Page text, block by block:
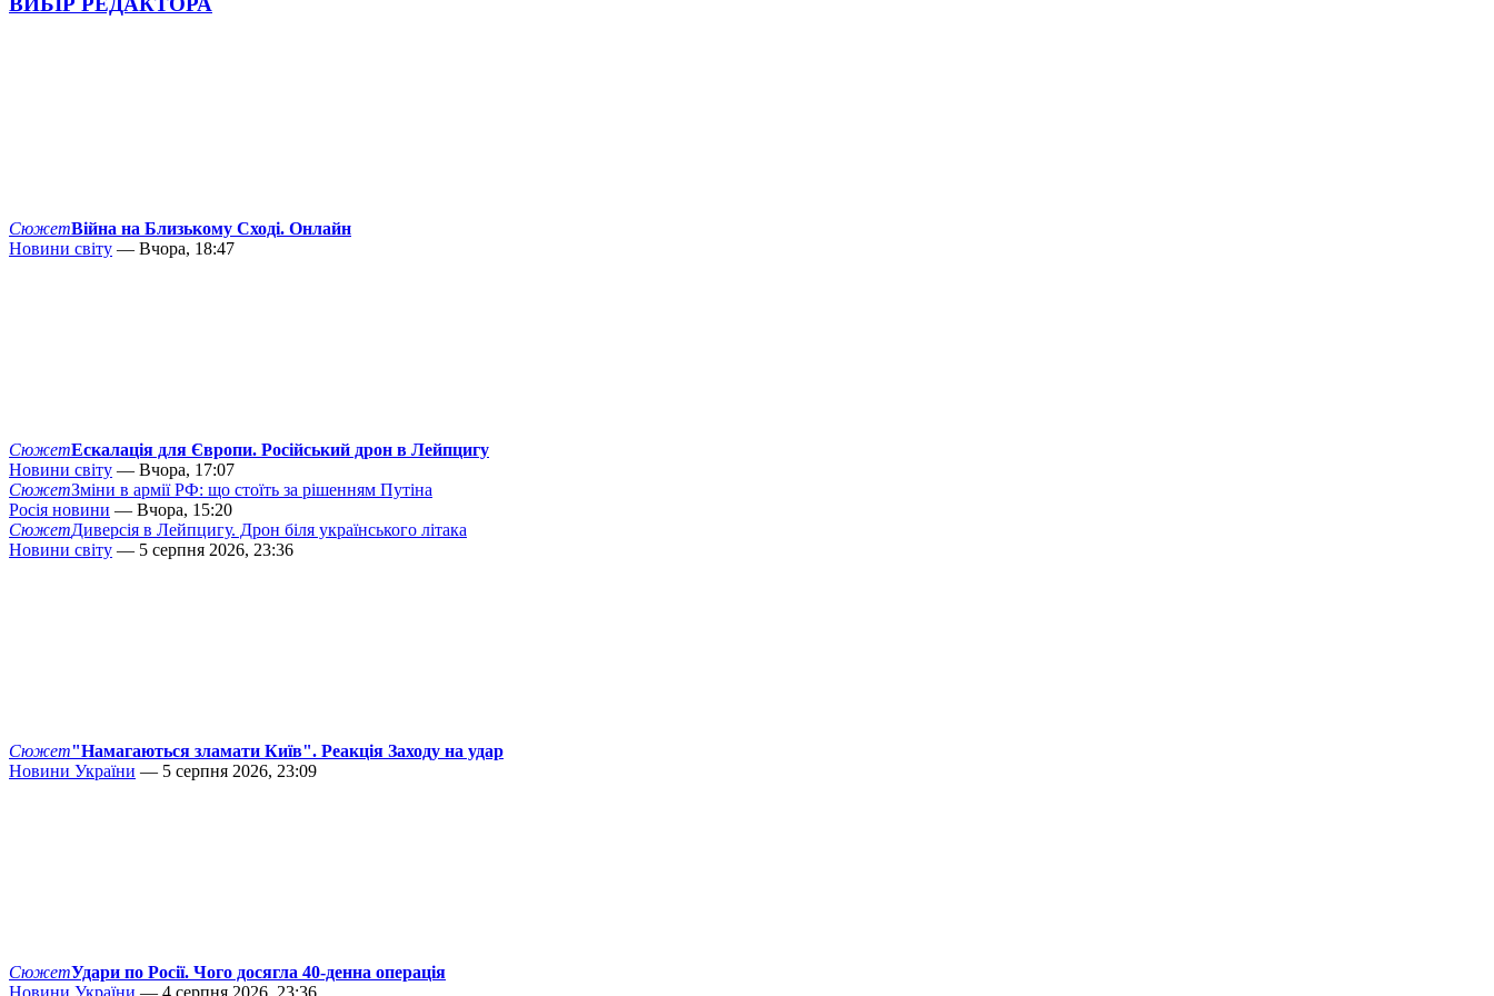
СюжетВійна на Близькому Сході. Онлайн
Новини світу — Вчора, 18:47
СюжетЕскалація для Європи. Російський дрон в Лейпцигу
Новини світу — Вчора, 17:07
СюжетЗміни в армії РФ: що стоїть за рішенням Путіна
Росія новини — Вчора, 15:20
СюжетДиверсія в Лейпцигу. Дрон біля українського літака
Новини світу — 5 серпня 2026, 23:36
Сюжет"Намагаються зламати Київ". Реакція Заходу на удар
Новини України — 5 серпня 2026, 23:09
СюжетУдари по Росії. Чого досягла 40-денна операція